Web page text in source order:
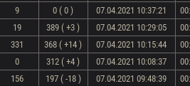
9 0 ( 0 ) 07.04.2021 10:37:21
19 389 ( +3 ) 07.04.2021 10:29:05
331 368 ( +14 ) 07.04.2021 10:15:44
0 312 ( +4 ) 07.04.2021 10:08:37
156 197 ( -18 ) 07.04.2021 09:48:39